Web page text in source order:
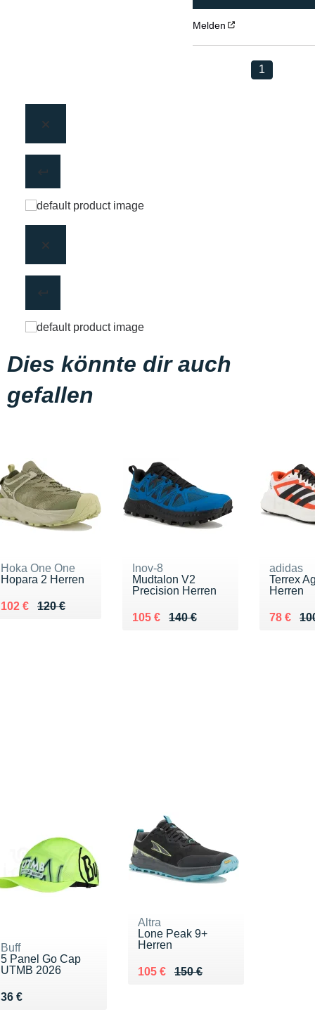
Melden
1
Dies könnte dir auch
gefallen
Hoka One One
Hopara 2 Herren
120 €
Au lieu de 120 €
102 €
Vendu 102 €
Inov-8
Mudtalon V2
Precision Herren
140 €
Au lieu de 140 €
105 €
Vendu 105 €
adidas
Terrex
Herren
Au lieu
78 €
Vendu
Buff
5 Panel Go Cap
UTMB 2026
36 €
Vendu 36 €
Altra
Lone Peak 9+
Herren
150 €
Au lieu de 150 €
105 €
Vendu 105 €